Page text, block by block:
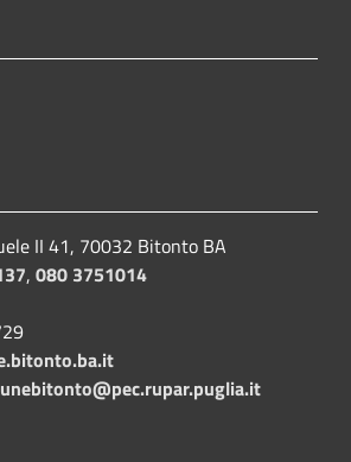
II 41, 70032 Bitonto BA
, 080 3751014